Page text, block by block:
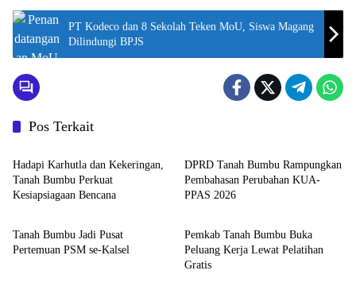
PT Kodeco dan 8 Sekolah Teken MoU, Siswa Magang
Dilindungi BPJS
Pos Terkait
Tanah Bumbu
Hadapi Karhutla dan Kekeringan,
Tanah Bumbu Perkuat
Kesiapsiagaan Bencana
DPRD Tanah Bumbu Rampungkan
Pembahasan Perubahan KUA-
PPAS 2026
Tanah Bumbu
Tanah Bumbu Jadi Pusat
Pertemuan PSM se-Kalsel
Tanah Bumbu
Pemkab Tanah Bumbu Buka
Peluang Kerja Lewat Pelatihan
GratisTanah Bumbu